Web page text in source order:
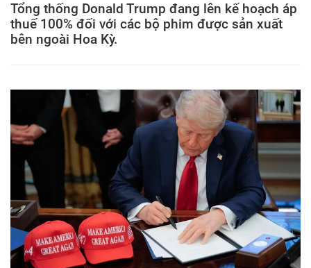
Tổng thống Donald Trump đang lên kế hoạch áp
thuế 100% đối với các bộ phim được sản xuất
bên ngoài Hoa Kỳ.